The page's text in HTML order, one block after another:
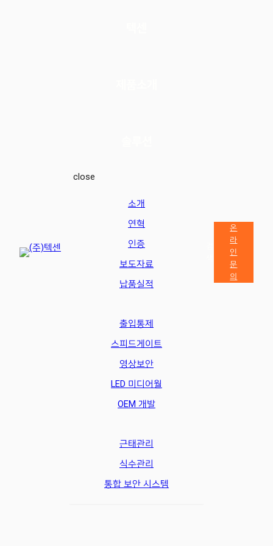
close
소개
연혁
인증
보도자료
납품실적
출입통제
스피드게이트
영상보안
LED 미디어월
OEM 개발
근태관리
식수관리
통합 보안 시스템
온
라
인
문
의